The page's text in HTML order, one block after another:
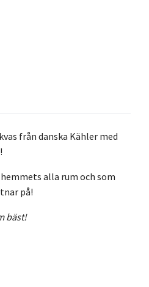
från danska Kähler med
alla rum och som
på!
bäst!